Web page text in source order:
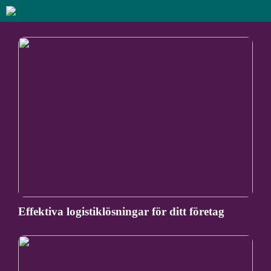
Effektiva logistiklösningar för ditt företag